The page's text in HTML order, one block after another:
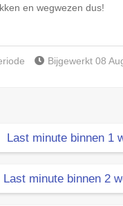
en wegwezen dus!
Bijgewerkt 08
Last minute binnen 1
Last minute binnen 2